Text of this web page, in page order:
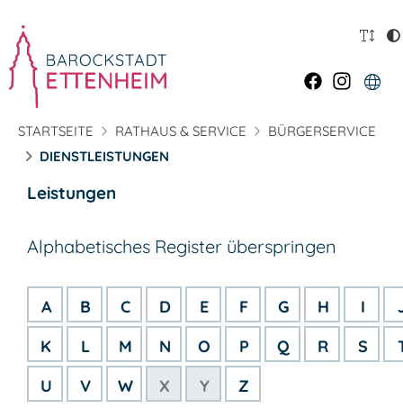
STARTSEITE RATHAUS & SERVICE
BÜRGERSERVICE
DIENSTLEISTUNGEN
Leistungen
Alphabetisches Register überspringen
A B C D E F G H I
K
L M N O P Q R S
U
V W X Y Z